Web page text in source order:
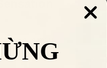
tạo nên màu
phù hợp với
Giá bán: